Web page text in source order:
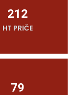
212
HT PRIČE
79